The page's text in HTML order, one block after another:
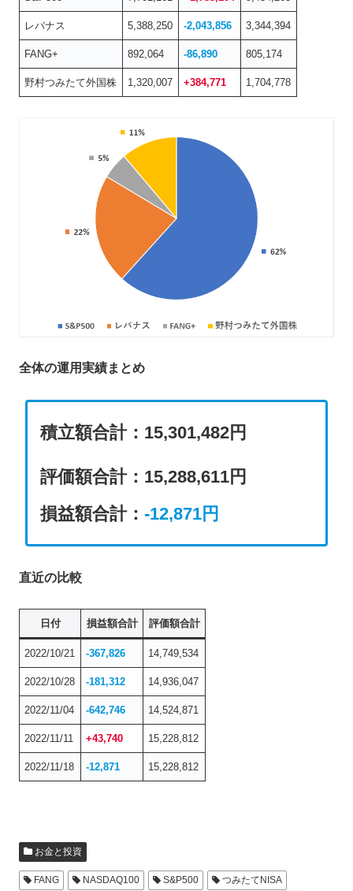
レバナス 5,388,250 -2,043,856 3,344,394
FANG+ 892,064 -86,890 805,174
野村つみたて外国株 1,320,007 +384,771 1,704,778
全体の運用実績まとめ
積立額合計：15,301,482円
評価額合計： 15,288,611円
損益額合計： -12,871円
直近の比較
日付 損益額合計 評価額合計
2022/10/21 -367,826 14,749,534
2022/10/28 -181,312 14,936,047
2022/11/04 -642,746 14,524,871
2022/11/11 +43,740 15,228,812
2022/11/18 -12,871 15,228,812
お金と投資
FANG NASDAQ100 S&P500
つみたてNISA